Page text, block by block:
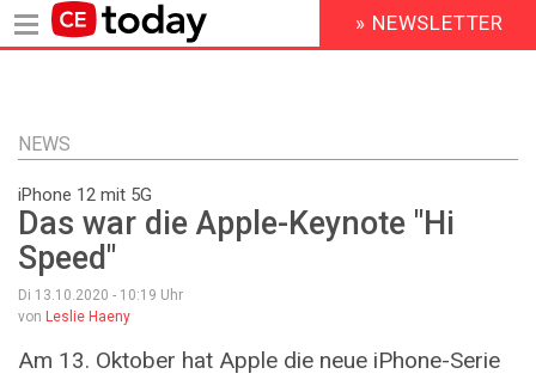
Inhalt
HEADER
MENU
» NEWSLETTER
NEWS
iPhone 12 mit 5G
Das war die Apple-Keynote "Hi
Speed"
Di 13.10.2020 - 10:19 Uhr
von Leslie Haeny
Am 13. Oktober hat Apple die neue iPhone-Serie